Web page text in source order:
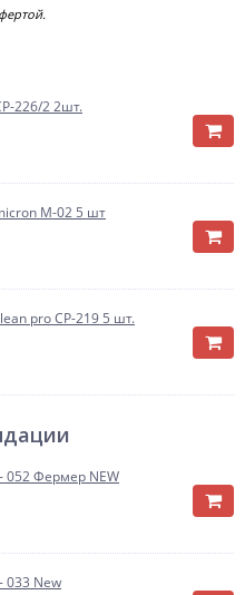
226/2 2шт.
M-02 5 шт
pro CP-219 5 шт.
Фермер NEW
033 New